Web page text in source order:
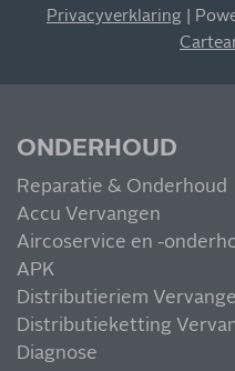
Blijf op de hoogte van al
Privacyverklaring |
ONDERHOUD
Reparatie & Onderhoud
Accu Vervangen
Aircoservice en -
APK
Distributieriem
Distributieketting
Diagnose